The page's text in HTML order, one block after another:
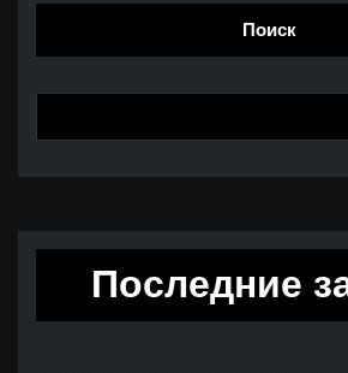
Поиск
Последние